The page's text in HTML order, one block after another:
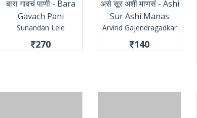
बारा गावचं पाणी - Bara
Gavach Pani
Sunandan Lele
270
असे सूर अशी माणसं - Ashi
Sur Ashi Manas
Arvind Gajendragadkar
140